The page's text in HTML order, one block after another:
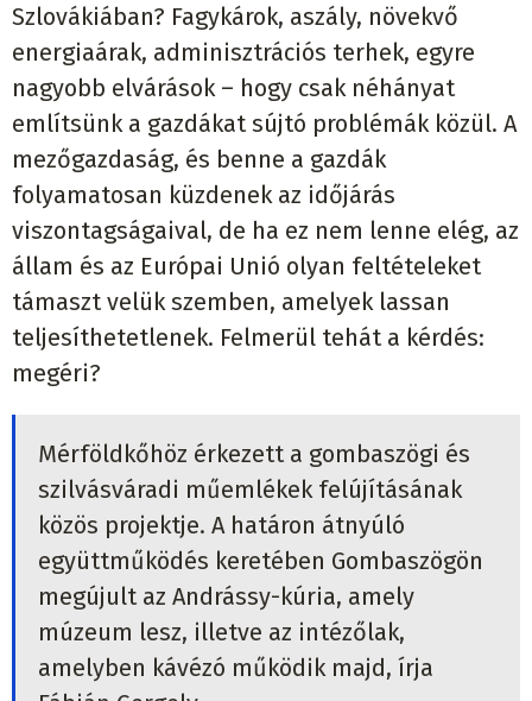
Szlovákiában? Fagykárok, aszály, növekvő
energiaárak, adminisztrációs terhek, egyre
nagyobb elvárások – hogy csak néhányat
említsünk a gazdákat sújtó problémák közül. A
mezőgazdaság, és benne a gazdák
folyamatosan küzdenek az időjárás
viszontagságaival, de ha ez nem lenne elég, az
állam és az Európai Unió olyan feltételeket
támaszt velük szemben, amelyek lassan
teljesíthetetlenek. Felmerül tehát a kérdés:
megéri?
Mérföldkőhöz érkezett a gombaszögi és
szilvásváradi műemlékek felújításának
közös projektje. A határon átnyúló
együttműködés keretében Gombaszögön
megújult az Andrássy-kúria, amely
múzeum lesz, illetve az intézőlak,
amelyben kávézó működik majd, írja